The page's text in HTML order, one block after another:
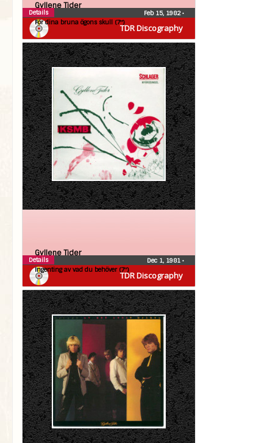
TDR Discography
Gyllene Tider
För dina bruna ögons skull (7″)
Feb 15, 1982•
Details
TDR Discography
Gyllene Tider
Ingenting av vad du behöver (7″)
Dec 1, 1981 •
Details